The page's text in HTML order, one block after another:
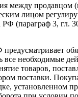
между продавцом
лицом
РФ (параграф 3, гл.
все необходимые
товаров,
поставки.
установленном